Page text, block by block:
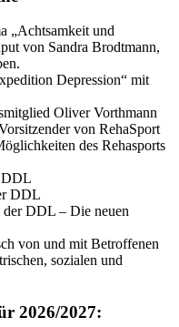
„Achtsamkeit und
von Sandra Brodtmann,
Depression“ mit
Oliver Vorthmann
von RehaSport
des Rehasports
DDL
DDL
der DDL – Die neuen
von und mit Betroffenen
sozialen und
2026/2027: